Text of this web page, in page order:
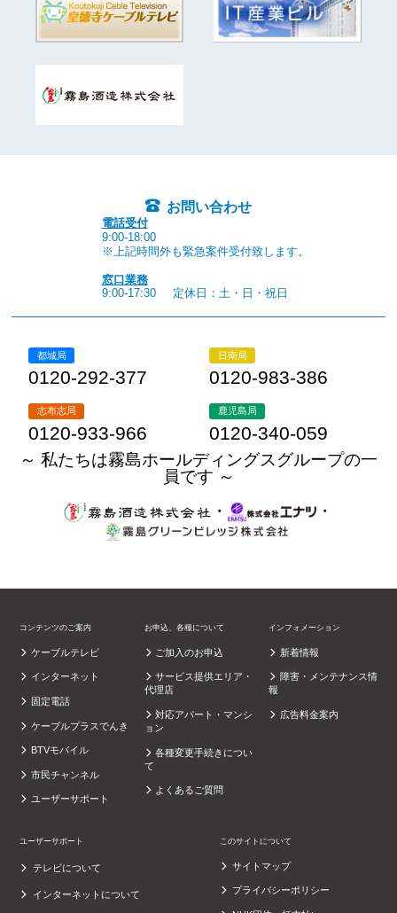
お問い合わせ
電話受付
9:00-18:00
※上記時間外も緊急案件受付致します。
窓口業務
9:00-17:30
定休日：土・日・祝日
都城局
0120-292-377
日南局
0120-983-386
志布志局
0120-933-966
鹿児島局
0120-340-059
～ 私たちは霧島ホールディングスグループの一
員です ～
・
・
コンテンツのご案内
ケーブルテレビ
インターネット
固定電話
ケーブルプラスでんき
BTVモバイル
市民チャンネル
ユーザーサポート
お申込、各種について
ご加入のお申込
サービス提供エリア・
代理店
対応アパート・マンシ
ョン
各種変更手続きについ
て
よくあるご質問
インフォメーション
新着情報
障害・メンテナンス情
報
広告料金案内
ユーザーサポート
テレビについて
インターネットについて
このサイトについて
サイトマップ
プライバシーポリシー